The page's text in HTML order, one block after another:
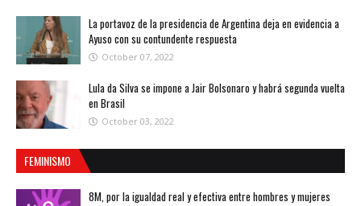
La portavoz de la presidencia de Argentina deja en evidencia a
Ayuso con su contundente respuesta
October 07, 2022
Lula da Silva se impone a Jair Bolsonaro y habrá segunda vuelta
en Brasil
October 03, 2022
FEMINISMO
8M, por la igualdad real y efectiva entre hombres y mujeres